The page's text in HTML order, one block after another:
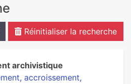
Réinitialiser la recherche
archivistique
accroissement,